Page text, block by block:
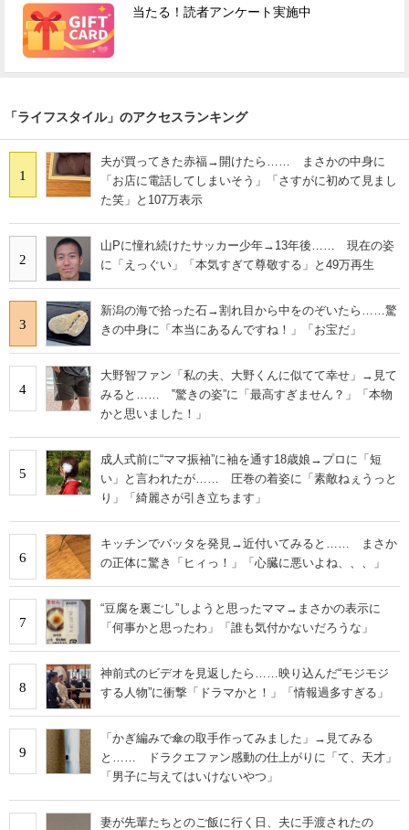
当たる！読者アンケート実施中
「ライフスタイル」のアクセスランキング
1
夫が買ってきた赤福→開けたら…… まさかの中身に
「お店に電話してしまいそう」「さすがに初めて見まし
た笑」と107万表示
2
山Pに憧れ続けたサッカー少年→13年後…… 現在の姿
に「えっぐい」「本気すぎて尊敬する」と49万再生
3
新潟の海で拾った石→割れ目から中をのぞいたら……驚
きの中身に「本当にあるんですね！」「お宝だ」
4
大野智ファン「私の夫、大野くんに似てて幸せ」→見て
みると…… ‟驚きの姿”に「最高すぎません？」「本物
かと思いました！」
5
成人式前に“ママ振袖”に袖を通す18歳娘→プロに「短
い」と言われたが…… 圧巻の着姿に「素敵ねぇうっと
り」「綺麗さが引き立ちます」
6
キッチンでバッタを発見→近付いてみると…… まさか
の正体に驚き「ヒィっ！」「心臓に悪いよね、、、」
7
“豆腐を裏ごし”しようと思ったママ→まさかの表示に
「何事かと思ったわ」「誰も気付かないだろうな」
8
神前式のビデオを見返したら……映り込んだ“モジモジ
する人物”に衝撃「ドラマかと！」「情報過多すぎる」
9
「かぎ編みで傘の取手作ってみました」→見てみる
と…… ドラクエファン感動の仕上がりに「て、天才」
「男子に与えてはいけないやつ」
妻が先輩たちとのご飯に行く日、夫に手渡されたの